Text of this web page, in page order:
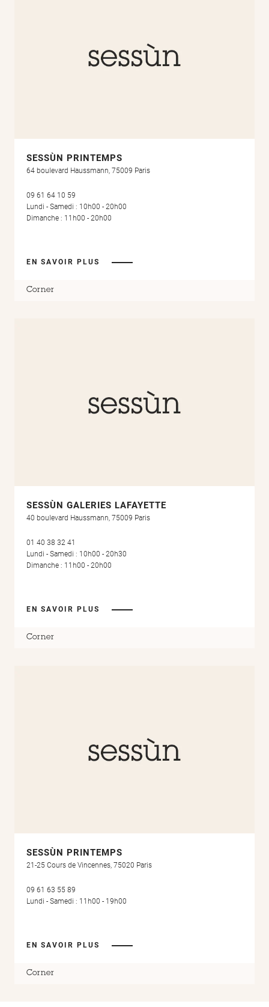
SESSÙN PRINTEMPS
64 boulevard Haussmann, 75009 Paris
09 61 64 10 59
Lundi - Samedi : 10h00 - 20h00
Dimanche : 11h00 - 20h00
EN SAVOIR PLUS
Corner
SESSÙN GALERIES LAFAYETTE
40 boulevard Haussmann, 75009 Paris
01 40 38 32 41
Lundi - Samedi : 10h00 - 20h30
Dimanche : 11h00 - 20h00
EN SAVOIR PLUS
Corner
SESSÙN PRINTEMPS
21-25 Cours de Vincennes, 75020 Paris
09 61 63 55 89
Lundi - Samedi : 11h00 - 19h00
EN SAVOIR PLUS
Corner